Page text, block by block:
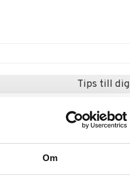
Om
Tips till dig